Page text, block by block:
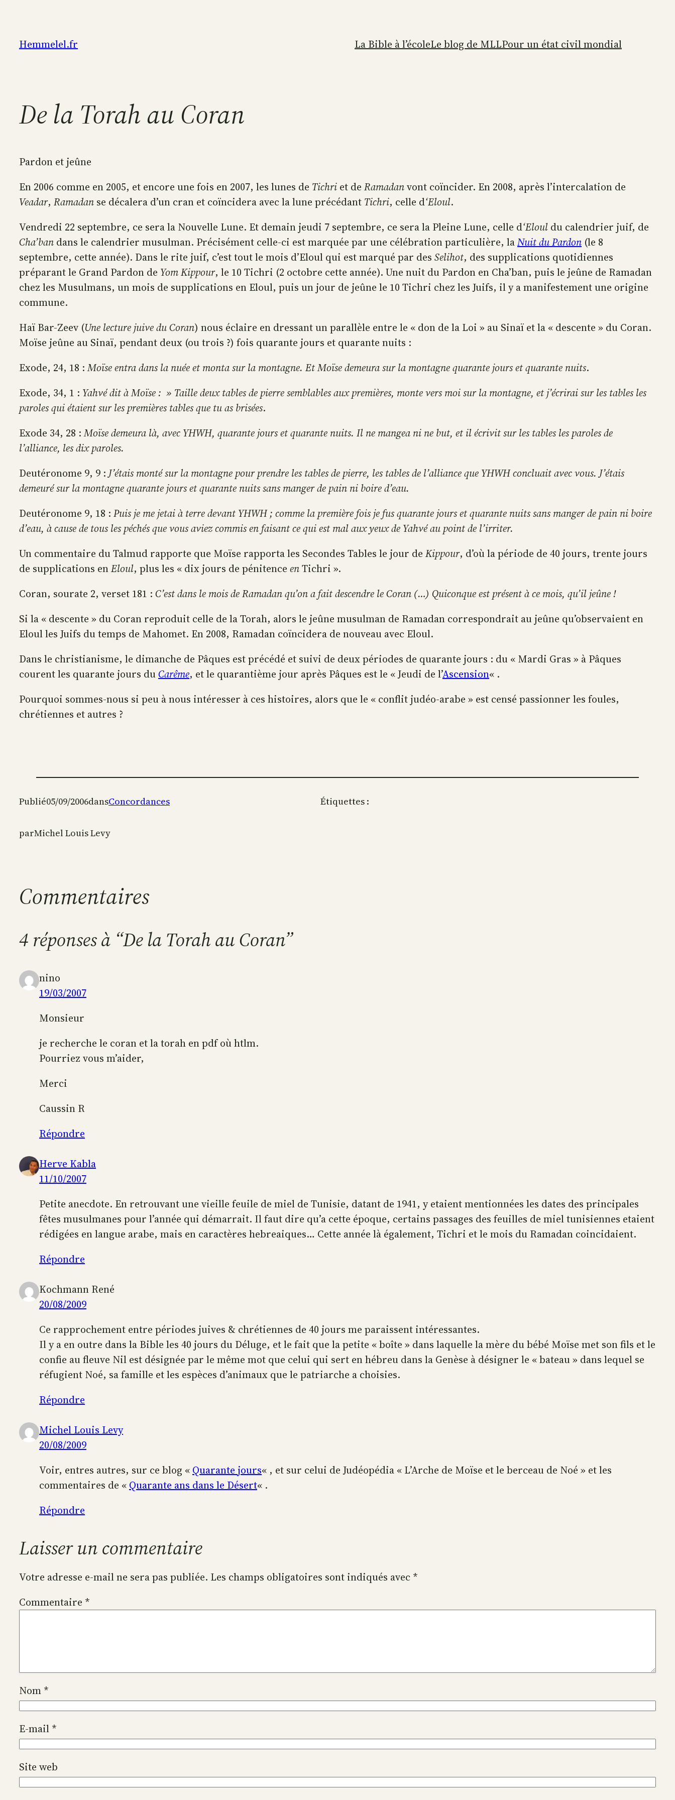
contenu
Hemmelel.fr La Bible à l’écoleLe blog de MLLPour un état civil mondial
De la Torah au Coran
Pardon et jeûne
En 2006 comme en 2005, et encore une fois en 2007, les lunes de Tichri et de Ramadanvont coïncider. En 2008, après l’intercalation de
Veadar, Ramadan se décalera d’un cran et coïncidera avec la lune précédant Tichri, celle d‘Eloul.
Vendredi 22 septembre, ce sera la Nouvelle Lune. Et demain jeudi 7 septembre, ce sera la Pleine Lune, celle d‘Eloul du calendrier juif, de
Cha’ban dans le calendrier musulman. Précisément celle-ci est marquée par une célébration particulière, laNuit du Pardon (le 8
septembre, cette année). Dans le rite juif, c’est tout le mois d’Eloul qui est marqué par des Selihot, des supplications quotidiennes
préparant le Grand Pardon de Yom Kippour, le 10 Tichri (2 octobre cette année). Une nuit du Pardon en Cha’ban, puis le jeûne de Ramadan
chez les Musulmans, un mois de supplications en Eloul, puis un jour de jeûne le 10 Tichri chez les Juifs, il y a manifestement une origine
commune.
Haï Bar-Zeev (Une lecture juive du Coran) nous éclaire en dressant un parallèle entre le « don de la Loi » au Sinaï et la « descente » du Coran.
Moïse jeûne au Sinaï, pendant deux (ou trois ?) fois quarante jours et quarante nuits :
Exode, 24, 18 :Moïse entra dans la nuée et monta sur la montagne. Et Moïse demeura sur la montagne quarante jours et quarante nuits.
Exode, 34, 1 : Yahvé dit à Moïse : » Taille deux tables de pierre semblables aux premières, monte vers moi sur la montagne, et j’écrirai sur les tables les
paroles qui étaient sur les premières tables que tu as brisées.
Exode 34, 28 :Moïse demeura là, avec YHWH, quarante jours et quarante nuits. Il ne mangea ni ne but, et il écrivit sur les tables les paroles de
l’alliance, les dix paroles.
Deutéronome 9, 9 :J’étais monté sur la montagne pour prendre les tables de pierre, les tables de l’alliance que YHWH concluait avec vous. J’étais
demeuré sur la montagne quarante jours et quarante nuits sans manger de pain ni boire d’eau.
Deutéronome 9, 18 : Puis je me jetai à terre devant YHWH ; comme la première fois je fus quarante jours et quarante nuits sans manger de pain ni boire
d’eau, à cause de tous les péchés que vous aviez commis en faisant ce qui est mal aux yeux de Yahvé au point de l’irriter.
Un commentaire du Talmud rapporte que Moïse rapporta les Secondes Tables le jour de Kippour, d’où la période de 40 jours, trente jours
de supplications enEloul, plus les « dix jours de pénitence enTichri ».
Coran, sourate 2, verset 181 : C’est dans le mois de Ramadan qu’on a fait descendre le Coran (…) Quiconque est présent à ce mois, qu’il jeûne !
Si la « descente » du Coran reproduit celle de la Torah, alors le jeûne musulman de Ramadan correspondrait au jeûne qu’observaient en
Eloul les Juifs du temps de Mahomet. En 2008, Ramadan coïncidera de nouveau avec Eloul.
Dans le christianisme, le dimanche de Pâques est précédé et suivi de deux périodes de quarante jours : du « Mardi Gras » à Pâques
courent les quarante jours duCarême, et le quarantième jour après Pâques est le « Jeudi de l’Ascension« .
Pourquoi sommes-nous si peu à nous intéresser à ces histoires, alors que le « conflit judéo-arabe » est censé passionner les foules,
chrétiennes et autres ?
Publié05/09/2006dansConcordances
parMichel Louis Levy
Étiquettes :
Commentaires
4 réponses à “De la Torah au Coran”
nino
19/03/2007
Monsieur
je recherche le coran et la torah en pdf où htlm.
Pourriez vous m’aider,
Merci
Caussin R
Répondre
Herve Kabla
11/10/2007
Petite anecdote. En retrouvant une vieille feuile de miel de Tunisie, datant de 1941, y etaient mentionnées les dates des principales
fêtes musulmanes pour l’année qui démarrait. Il faut dire qu’a cette époque, certains passages des feuilles de miel tunisiennes etaient
rédigées en langue arabe, mais en caractères hebreaiques… Cette année là également, Tichri et le mois du Ramadan coincidaient.
Répondre
Kochmann René
20/08/2009
Ce rapprochement entre périodes juives & chrétiennes de 40 jours me paraissent intéressantes.
Il y a en outre dans la Bible les 40 jours du Déluge, et le fait que la petite « boîte » dans laquelle la mère du bébé Moïse met son fils et le
confie au fleuve Nil est désignée par le même mot que celui qui sert en hébreu dans la Genèse à désigner le « bateau » dans lequel se
réfugient Noé, sa famille et les espèces d’animaux que le patriarche a choisies.
Répondre
Michel Louis Levy
20/08/2009
Voir, entres autres, sur ce blog « Quarante jours« , et sur celui de Judéopédia « L’Arche de Moïse et le berceau de Noé » et les
commentaires de « Quarante ans dans le Désert« .
Répondre
Laisser un commentaire
Votre adresse e-mail ne sera pas publiée. Les champs obligatoires sont indiqués avec *
Commentaire *
Nom *
E-mail *
Site web